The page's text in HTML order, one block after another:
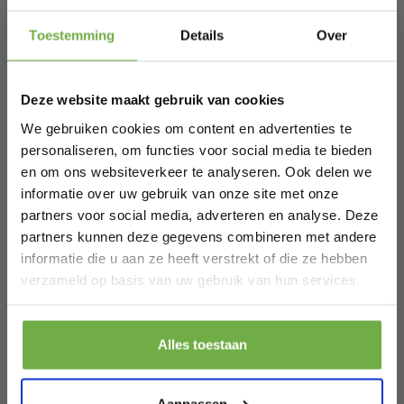
Toestemming Details Over
Deze website maakt gebruik van cookies
We gebruiken cookies om content en advertenties te
personaliseren, om functies voor social media te bieden
en om ons websiteverkeer te analyseren. Ook delen we
informatie over uw gebruik van onze site met onze
partners voor social media, adverteren en analyse. Deze
partners kunnen deze gegevens combineren met andere
informatie die u aan ze heeft verstrekt of die ze hebben
verzameld op basis van uw gebruik van hun services.
Alles toestaan
Specificaties
4001845520841
SKU
115965966
Schrijf je in en ontvang
Bij 2dekansje.com profiteer je van
kortingen tot wel 70%.
Laat ons weten wanneer je jarig bent
Pak € 5,- korting
. Je kunt je op elk moment weer afmelden.